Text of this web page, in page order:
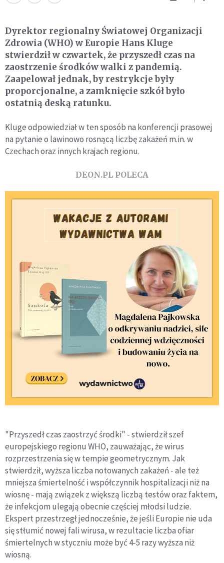
Dyrektor regionalny Światowej Organizacji
Zdrowia (WHO) w Europie Hans Kluge
stwierdził w czwartek, że przyszedł czas na
zaostrzenie środków walki z pandemią.
Zaapelował jednak, by restrykcje były
proporcjonalne, a zamknięcie szkół było
ostatnią deską ratunku.
Kluge odpowiedział w ten sposób na konferencji prasowej
na pytanie o lawinowo rosnącą liczbę zakażeń m.in. w
Czechach oraz innych krajach regionu.
DEON.PL POLECA
"Przyszedł czas zaostrzyć środki" - stwierdził szef
europejskiego regionu WHO, zauważając, że wirus
rozprzestrzenia się w tempie geometrycznym. Jak
stwierdził, wyższa liczba notowanych zakażeń - ale też
mniejsza śmiertelność i współczynnik hospitalizacji niż na
wiosnę - mają związek z większą liczbą testów oraz faktem,
że infekcjom ulegają obecnie częściej młodsi ludzie.
Ekspert przestrzegł jednocześnie, że jeśli Europie nie uda
się stłumić nowej fali wirusa, w rezultacie liczba ofiar
śmiertelnych w styczniu może być 4-5 razy wyższa niż
wiosną.